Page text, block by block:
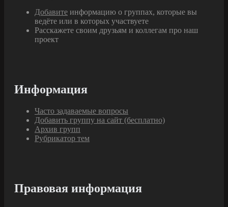
Добавите информацию о группах, которые вы
ведёте или в которых участвуете
Расскажете своим друзьям и коллегам про наш
проект
Информация
Часто задаваемые вопросы
Добавить группу на сайт (бесплатно)
Архив групп
Рубрикатор тем
Правовая информация